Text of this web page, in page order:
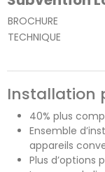
BROCHURE
TECHNIQUE
Installation
40% plus
Ensemble
appareils
Plus